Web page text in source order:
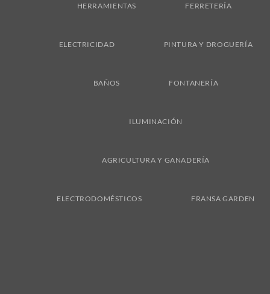
HERRAMIENTAS FERRETERÍA
ELECTRICIDAD PINTURA Y DROGUERÍA
BAÑOS FONTANERÍA
ILUMINACIÓN
AGRICULTURA Y GANADERÍA
ELECTRODOMÉSTICOS FRANSA GARDEN